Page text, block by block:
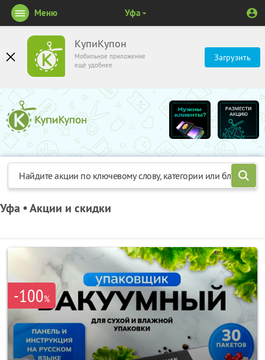
КупиКупон
Мобильное приложение
ещё удобнее
Загрузить
Меню Уфа
Уфа • Акции и скидки
-100%